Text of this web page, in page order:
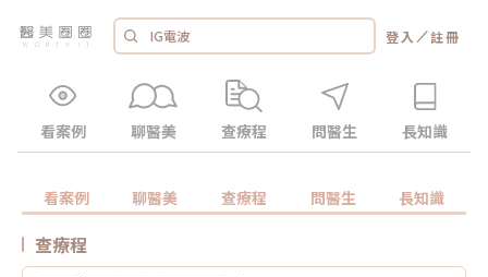
登入 ／註冊
看案例 聊醫美 查療程 問醫生 長知識
看案例 聊醫美 查療程 問醫生 長知識
查療程